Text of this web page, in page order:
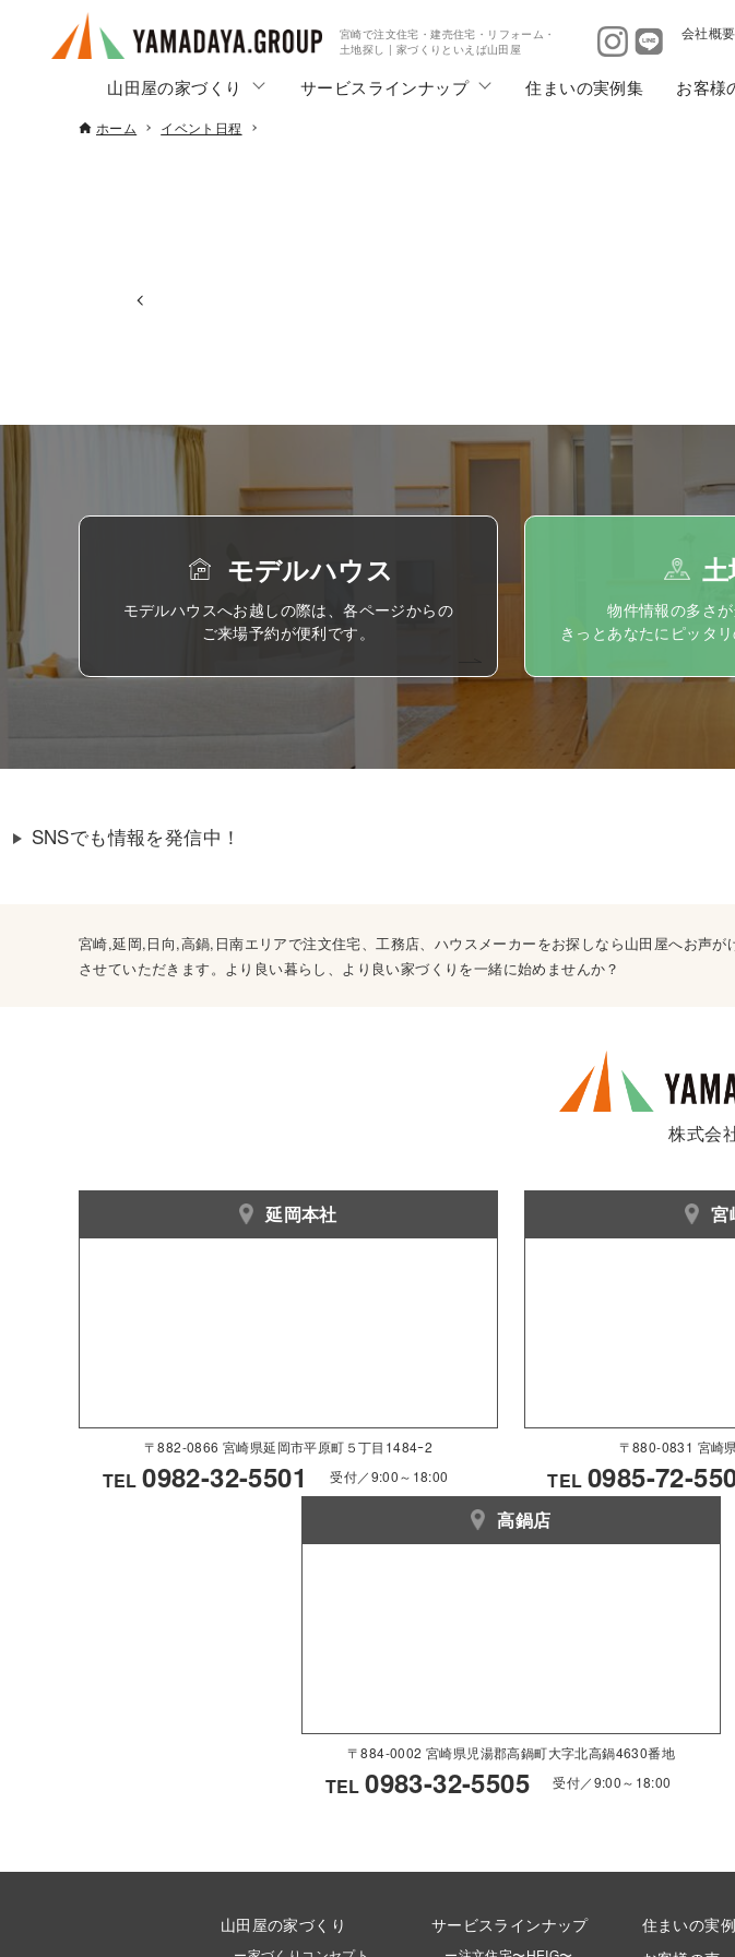
宮崎で注文住宅・建売住宅・リフォーム・
土地探し | 家づくりといえば山田屋
会社概要
山田屋の家づくり サービスラインナップ 住まいの実例集 お客様
ホーム イベント日程
モデルハウス
モデルハウスへお越しの際は、各ページからの
ご来場予約が便利です。
物件情報の多さが
きっとあなたにピッタ
SNSでも情報を発信中！
宮崎,延岡,日向,高鍋,日南エリアで注文住宅、工務店、ハウスメーカーをお探しなら山田屋へお声
させていただきます。より良い暮らし、より良い家づくりを一緒に始めませんか？
株式会
延岡本社
〒882-0866 宮崎県延岡市平原町５丁目1484ｰ2
TEL0982-32-5501 受付／9:00～18:00
宮
〒880-0831 宮崎
TEL0985-72-
高鍋店
〒884-0002 宮崎県児湯郡高鍋町大字北高鍋4630番地
TEL0983-32-5505 受付／9:00～18:00
山田屋の家づくり サービスラインナップ
住まいの実